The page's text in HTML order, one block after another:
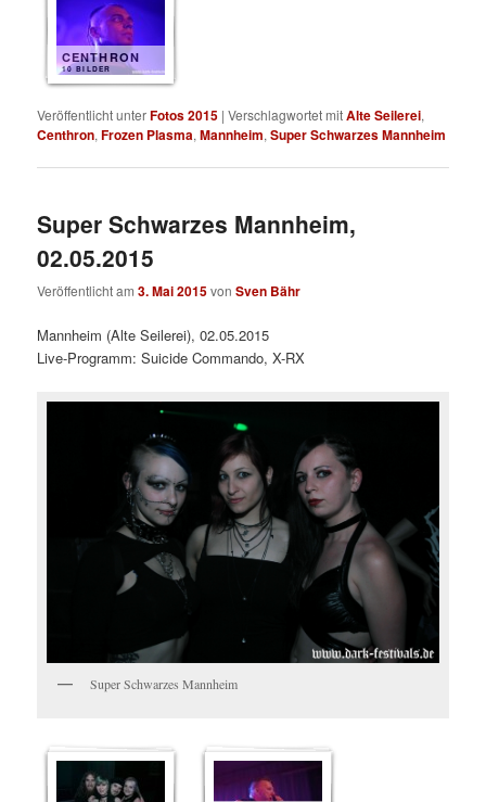
CENTHRON
10 BILDER
Veröffentlicht unterFotos 2015 |Verschlagwortet mitAlte Seilerei,
Centhron,Frozen Plasma,Mannheim,Super Schwarzes Mannheim
Super Schwarzes Mannheim,
02.05.2015
Veröffentlicht am3. Mai 2015vonSven Bähr
Mannheim (Alte Seilerei), 02.05.2015
Live-Programm: Suicide Commando, X-RX
Super Schwarzes Mannheim